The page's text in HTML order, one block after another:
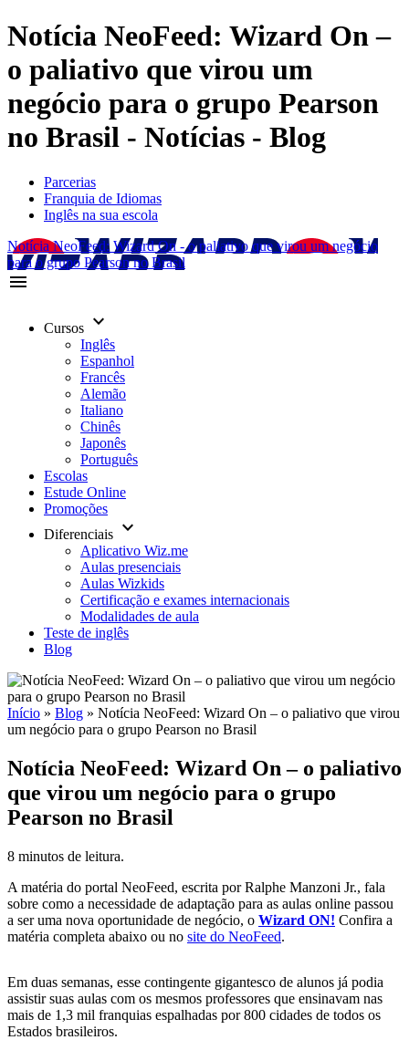
Notícia NeoFeed: Wizard On –
o paliativo que virou um
negócio para o grupo Pearson
no Brasil - Notícias - Blog
Parcerias
Franquia de Idiomas
Inglês na sua escola
Notícia NeoFeed: Wizard On - o paliativo que virou um negócio
para o grupo Pearson no Brasil
menu
Cursos keyboard_arrow_down
Inglês
Espanhol
Francês
Alemão
Italiano
Chinês
Japonês
Português
Escolas
Estude Online
Promoções
Diferenciais keyboard_arrow_down
Aplicativo Wiz.me
Aulas presenciais
Aulas Wizkids
Certificação e exames internacionais
Modalidades de aula
Teste de inglês
Blog
Início » Blog » Notícia NeoFeed: Wizard On – o paliativo que virou
um negócio para o grupo Pearson no Brasil
Notícia NeoFeed: Wizard On – o paliativo
que virou um negócio para o grupo
Pearson no Brasil
8 minutos de leitura.
A matéria do portal NeoFeed, escrita por Ralphe Manzoni Jr., fala
sobre como a necessidade de adaptação para as aulas online passou
a ser uma nova oportunidade de negócio, o Wizard ON! Confira a
matéria completa abaixo ou no site do NeoFeed.
Em duas semanas, esse contingente gigantesco de alunos já podia
assistir suas aulas com os mesmos professores que ensinavam nas
mais de 1,3 mil franquias espalhadas por 800 cidades de todos os
Estados brasileiros.